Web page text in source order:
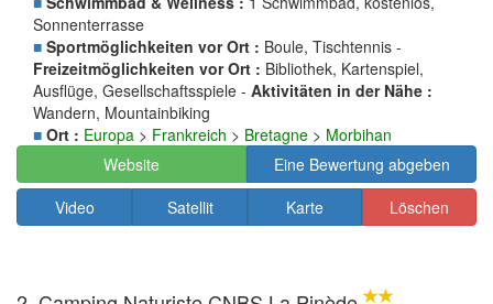
Sonnenterrasse
■ Sportmöglichkeiten vor Ort : Boule, Tischtennis -
Freizeitmöglichkeiten vor Ort : Bibliothek, Kartenspiel,
Ausflüge, Gesellschaftsspiele - Aktivitäten in der Nähe :
Wandern, Mountainbiking
■ Ort : Europa > Frankreich > Bretagne > Morbihan
Website
Eine Bewertung abgeben
Video
Satellit Karte Löschen